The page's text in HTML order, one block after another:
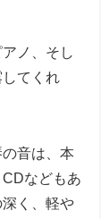
ノ、そし
てくれ
音は、本
などもあ
く、軽や